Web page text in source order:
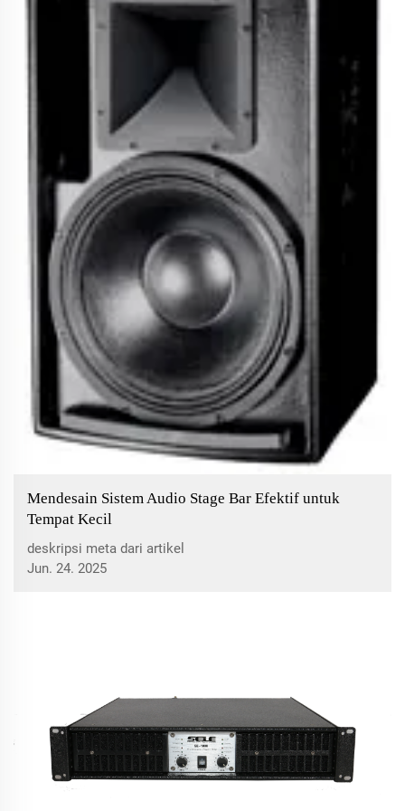
Mendesain Sistem Audio Stage Bar Efektif untuk
Tempat Kecil
deskripsi meta dari artikel
Jun. 24. 2025